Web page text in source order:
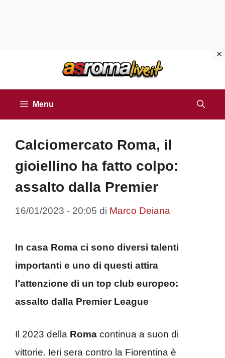
Menu
Calciomercato Roma, il
gioiellino ha fatto colpo:
assalto dalla Premier
16/01/2023 - 20:05 di Marco Deiana
In casa Roma ci sono diversi talenti
importanti e uno di questi attira
l’attenzione di un top club europeo:
assalto dalla Premier League
Il 2023 della Roma continua a suon di
vittorie. Ieri sera contro la Fiorentina è